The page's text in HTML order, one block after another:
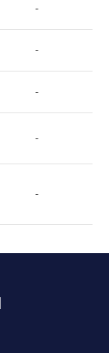
-
-
-
-
-